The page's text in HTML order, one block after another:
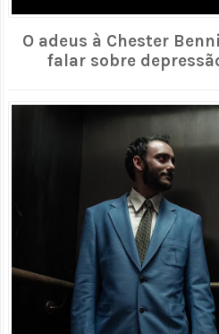
O adeus à Chester
falar sobre